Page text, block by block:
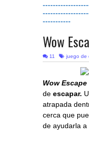
-----------
Wow
11 juego de
Wow
de escapar.
atrapada
cerca que
de ayudarla a